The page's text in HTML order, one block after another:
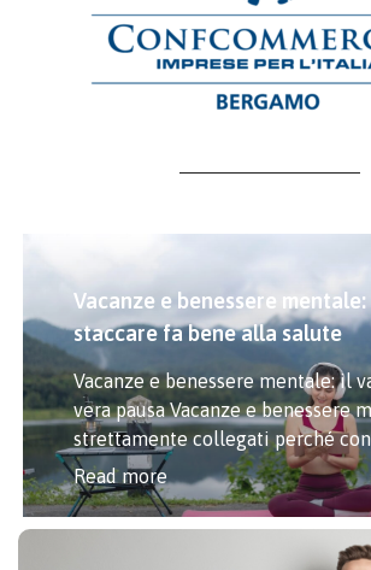
Vacanze e benessere mentale:
staccare fa bene alla salute
Vacanze e benessere mentale: il
vera pausa Vacanze e benessere
strettamente collegati perché
Read more